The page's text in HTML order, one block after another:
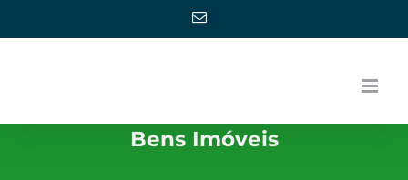
E-
Bens Imóveis